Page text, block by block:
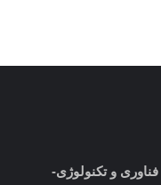
و تکنولوژی-